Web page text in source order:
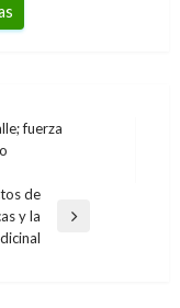
fuerza
de
y la